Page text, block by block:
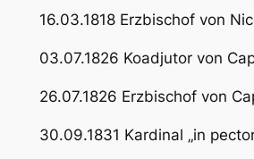
16.03.1818 Erzbischof von
03.07.1826 Koadjutor von
26.07.1826 Erzbischof von
30.09.1831 Kardinal „in